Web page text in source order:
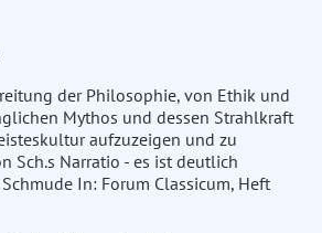
der Philosophie, von Ethik und
Mythos und dessen Strahlkraft
aufzuzeigen und zu
Sch.s Narratio - es ist deutlich
In: Forum Classicum, Heft